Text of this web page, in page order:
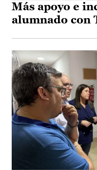
Más apoyo e
alumnado con